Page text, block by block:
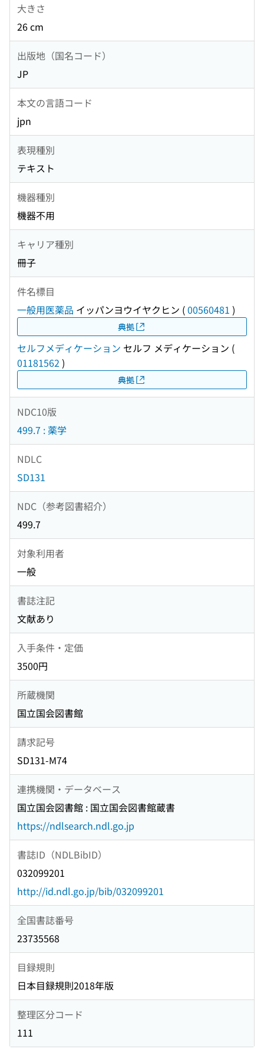
大きさ
26 cm
出版地（国名コード）
JP
本文の言語コード
jpn
表現種別
テキスト
機器種別
機器不用
キャリア種別
冊子
件名標目
一般用医薬品 イッパンヨウイヤクヒン (00560481 )
典拠
セルフメディケーション セルフ メディケーション (
01181562 )
典拠
NDC10版
499.7 : 薬学
NDLC
SD131
NDC（参考図書紹介）
499.7
対象利用者
一般
書誌注記
文献あり
入手条件・定価
3500円
所蔵機関
国立国会図書館
請求記号
SD131-M74
連携機関・データベース
国立国会図書館 : 国立国会図書館蔵書
https://ndlsearch.ndl.go.jp
書誌ID（NDLBibID）
032099201
http://id.ndl.go.jp/bib/032099201
全国書誌番号
23735568
目録規則
日本目録規則2018年版
整理区分コード
111